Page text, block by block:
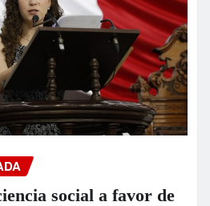
social a favor de